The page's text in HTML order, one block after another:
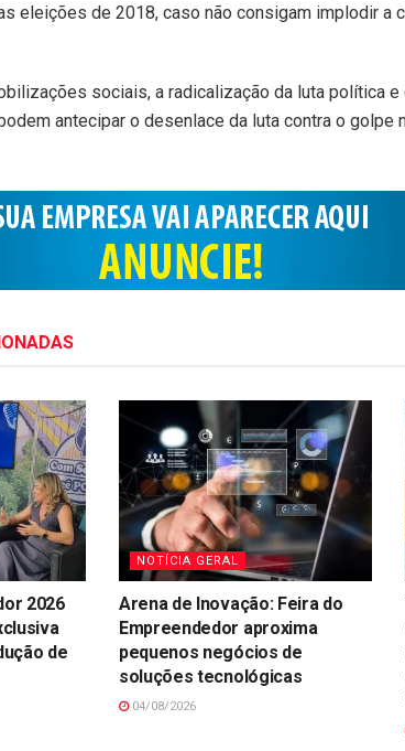
eleições de 2018, caso não consigam implodir a
sociais, a radicalização da luta política
antecipar o desenlace da luta contra o golpe
2026
de
NOTÍCIA GERAL
Arena de Inovação: Feira do
Empreendedor aproxima
pequenos negócios de
soluções tecnológicas
04/08/2026